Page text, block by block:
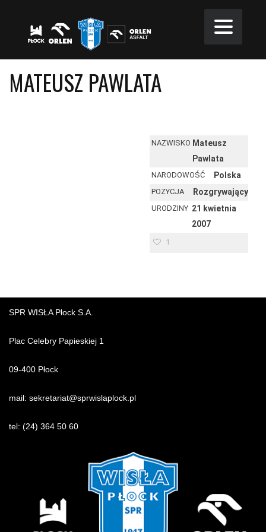
MATEUSZ PAWLATA
NAZWISKO Mateusz
Pawlata
NARODOWOŚĆ Polska
POZYCJA Rozgrywający
URODZINY 21 kwietnia
2007
1
SPR WISŁA Płock S.A.
Plac Celebry Papieskiej 1
09-400 Płock
mail: sekretariat@sprwislaplock.pl
tel: (24) 364 50 60